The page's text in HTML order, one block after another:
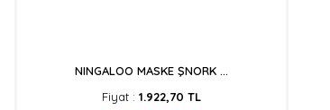
NINGALOO MASKE ŞNORK ...
Fiyat : 1.922,70 TL